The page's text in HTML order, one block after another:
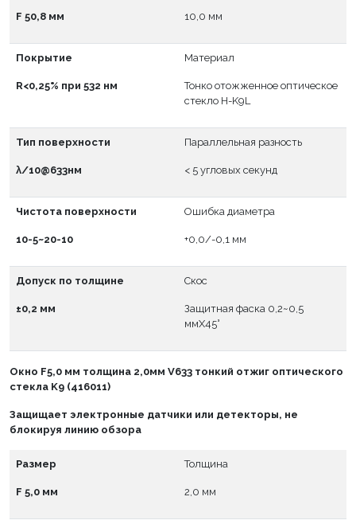
F 50,8 мм 10,0 мм
Покрытие
R<0,25% при 532 нм
Материал
Тонко отожженное оптическое
стекло H-K9L
Тип поверхности
λ/10@633нм
Параллельная разность
< 5 угловых секунд
Чистота поверхности
10-5~20-10
Ошибка диаметра
+0,0/-0,1 мм
Допуск по толщине
±0,2 мм
Скос
Защитная фаска 0,2~0,5
ммX45°
Окно F5,0 мм толщина 2,0мм V633 тонкий отжиг оптического
стекла K9 (416011)
Защищает электронные датчики или детекторы, не
блокируя линию обзора
Размер
F 5,0 мм
Толщина
2,0 мм